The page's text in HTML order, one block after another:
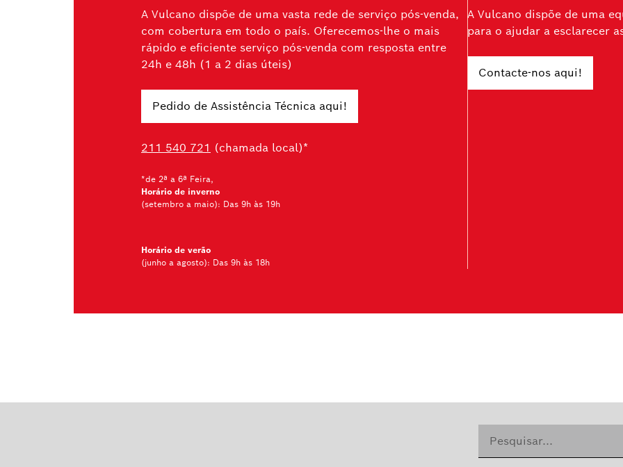
A Vulcano dispõe de uma vasta rede de serviço pós-venda,
com cobertura em todo o país. Oferecemos-lhe o mais
rápido e eficiente serviço pós-venda com resposta entre
24h e 48h (1 a 2 dias úteis)
Pedido de Assistência Técnica aqui!
211 540 721 (chamada local)*
*de 2ª a 6ª Feira,
Horário de inverno
(setembro a maio): Das 9h às 19h
Horário de verão
(junho a agosto): Das 9h às 18h
A Vulcano dispõe de uma
para o ajudar a esclarecer
Contacte-nos aqui!